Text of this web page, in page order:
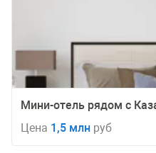
Мини-отель рядом с
Цена 1,5 млн руб